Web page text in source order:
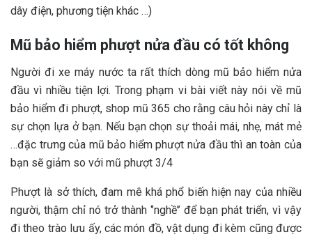
dây điện, phương tiện khác …)
Mũ bảo hiểm phượt nửa đầu có tốt không
Người đi xe máy nước ta rất thích dòng mũ bảo hiểm nửa
đầu vì nhiều tiện lợi. Trong phạm vi bài viết này nói về mũ
bảo hiểm đi phượt, shop mũ 365 cho rằng câu hỏi này chỉ là
sự chọn lựa ở bạn. Nếu bạn chọn sự thoải mái, nhẹ, mát mẻ
…đặc trưng của mũ bảo hiểm phượt nửa đầu thì an toàn của
bạn sẽ giảm so với mũ phượt 3/4
Phượt là sở thích, đam mê khá phổ biến hiện nay của nhiều
người, thậm chỉ nó trở thành ‘’nghề’’ để bạn phát triển, vì vậy
đi theo trào lưu ấy, các món đồ, vật dụng đi kèm cũng được